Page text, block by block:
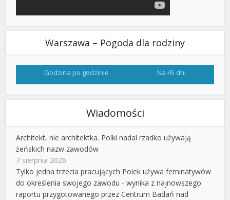
Warszawa – Pogoda dla rodziny
Godzina po godzinie Na 45 dni
Wiadomości
Architekt, nie architektka. Polki nadal rzadko używają
żeńskich nazw zawodów
7 sierpnia 2026
Tylko jedna trzecia pracujących Polek używa feminatywów
do określenia swojego zawodu - wynika z najnowszego
raportu przygotowanego przez Centrum Badań nad